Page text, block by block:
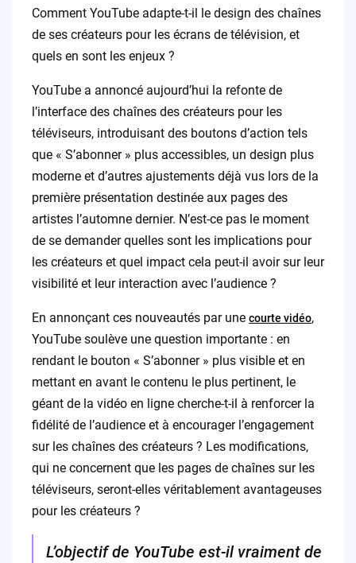
Comment YouTube adapte-t-il le design des chaînes
de ses créateurs pour les écrans de télévision, et
quels en sont les enjeux ?
YouTube a annoncé aujourd’hui la refonte de
l’interface des chaînes des créateurs pour les
téléviseurs, introduisant des boutons d’action tels
que « S’abonner » plus accessibles, un design plus
moderne et d’autres ajustements déjà vus lors de la
première présentation destinée aux pages des
artistes l’automne dernier. N’est-ce pas le moment
de se demander quelles sont les implications pour
les créateurs et quel impact cela peut-il avoir sur leur
visibilité et leur interaction avec l’audience ?
En annonçant ces nouveautés par une courte vidéo,
YouTube soulève une question importante : en
rendant le bouton « S’abonner » plus visible et en
mettant en avant le contenu le plus pertinent, le
géant de la vidéo en ligne cherche-t-il à renforcer la
fidélité de l’audience et à encourager l’engagement
sur les chaînes des créateurs ? Les modifications,
qui ne concernent que les pages de chaînes sur les
téléviseurs, seront-elles véritablement avantageuses
pour les créateurs ?
L’objectif de YouTube est-il vraiment de